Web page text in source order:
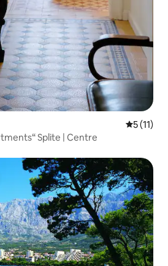
Vidutinis
5 (11)
Splite | Centre